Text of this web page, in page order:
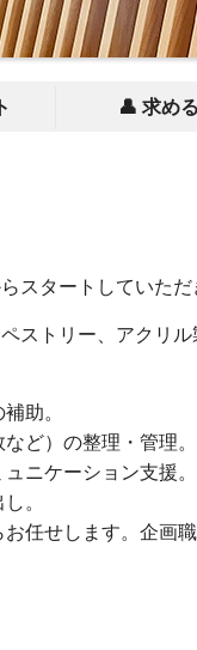
👤 求め
スタートしていただ
ストリー、アクリ
助。
ど）の整理・管理。
ニケーション支援。
。
任せします。企画